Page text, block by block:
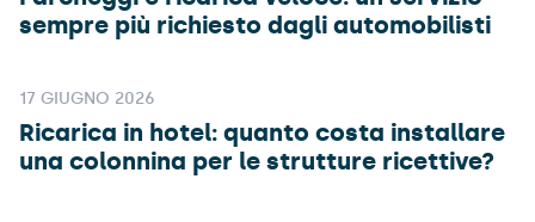
sempre più richiesto dagli automobilisti
17 GIUGNO 2026
Ricarica in hotel: quanto costa installare
una colonnina per le strutture ricettive?